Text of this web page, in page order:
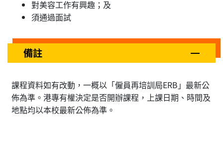
對美容工作有興趣；及
須通過面試
備註
課程資料如有改動，一概以「僱員再培訓局ERB」最新公
佈為準。港專有權決定是否開辦課程，上課日期、時間及
地點均以本校最新公佈為準。